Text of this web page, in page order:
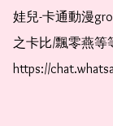
娃兒-卡通動漫
之卡比/飄零燕等
https://